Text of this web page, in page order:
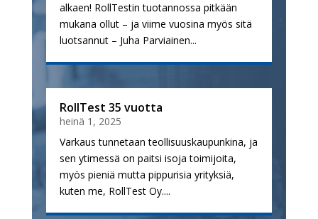
alkaen! RollTestin tuotannossa pitkään
mukana ollut – ja viime vuosina myös sitä
luotsannut – Juha Parviainen...
RollTest 35 vuotta
heinä 1, 2025
Varkaus tunnetaan teollisuuskaupunkina, ja
sen ytimessä on paitsi isoja toimijoita,
myös pieniä mutta pippurisia yrityksiä,
kuten me, RollTest Oy....